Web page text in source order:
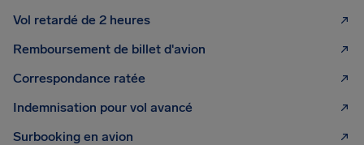
Vol retardé de 2 heures
Remboursement de billet d'avion
Correspondance ratée
Indemnisation pour vol avancé
Surbooking en avion